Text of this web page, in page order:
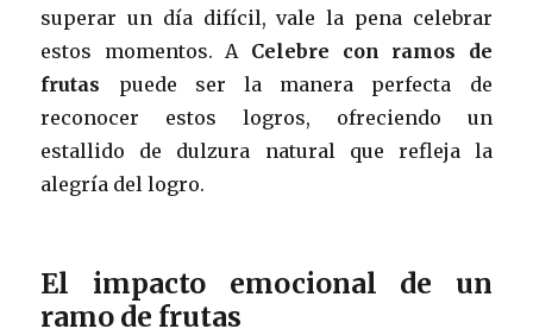
superar un día difícil, vale la pena celebrar
estos momentos. A Celebre con ramos de
frutas puede ser la manera perfecta de
reconocer estos logros, ofreciendo un
estallido de dulzura natural que refleja la
alegría del logro.
El impacto emocional de un
ramo de frutas